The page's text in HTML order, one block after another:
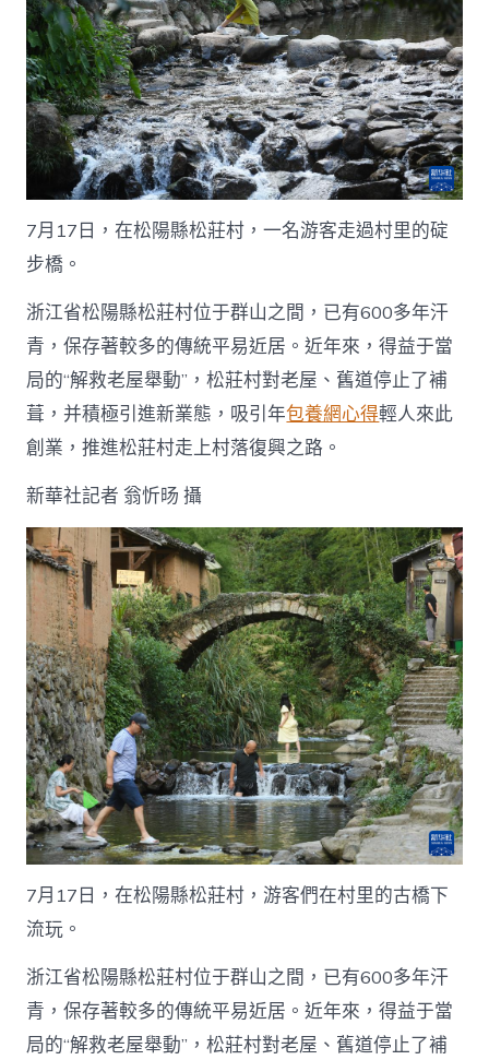
7月17日，在松陽縣松莊村，一名游客走過村里的碇
步橋。
浙江省松陽縣松莊村位于群山之間，已有600多年汗
青，保存著較多的傳統平易近居。近年來，得益于當
局的“解救老屋舉動”，松莊村對老屋、舊道停止了補
葺，并積極引進新業態，吸引年包養網心得輕人來此
創業，推進松莊村走上村落復興之路。
新華社記者 翁忻旸 攝
7月17日，在松陽縣松莊村，游客們在村里的古橋下
流玩。
浙江省松陽縣松莊村位于群山之間，已有600多年汗
青，保存著較多的傳統平易近居。近年來，得益于當
局的“解救老屋舉動”，松莊村對老屋、舊道停止了補